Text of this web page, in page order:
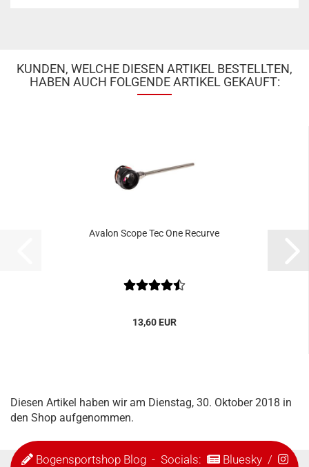
KUNDEN, WELCHE DIESEN ARTIKEL BESTELLTEN,
HABEN AUCH FOLGENDE ARTIKEL GEKAUFT:
Avalon Scope Tec One Recurve
13,60 EUR
Diesen Artikel haben wir am Dienstag, 30. Oktober 2018 in
den Shop aufgenommen.
Bogensportshop Blog- Socials: Bluesky/